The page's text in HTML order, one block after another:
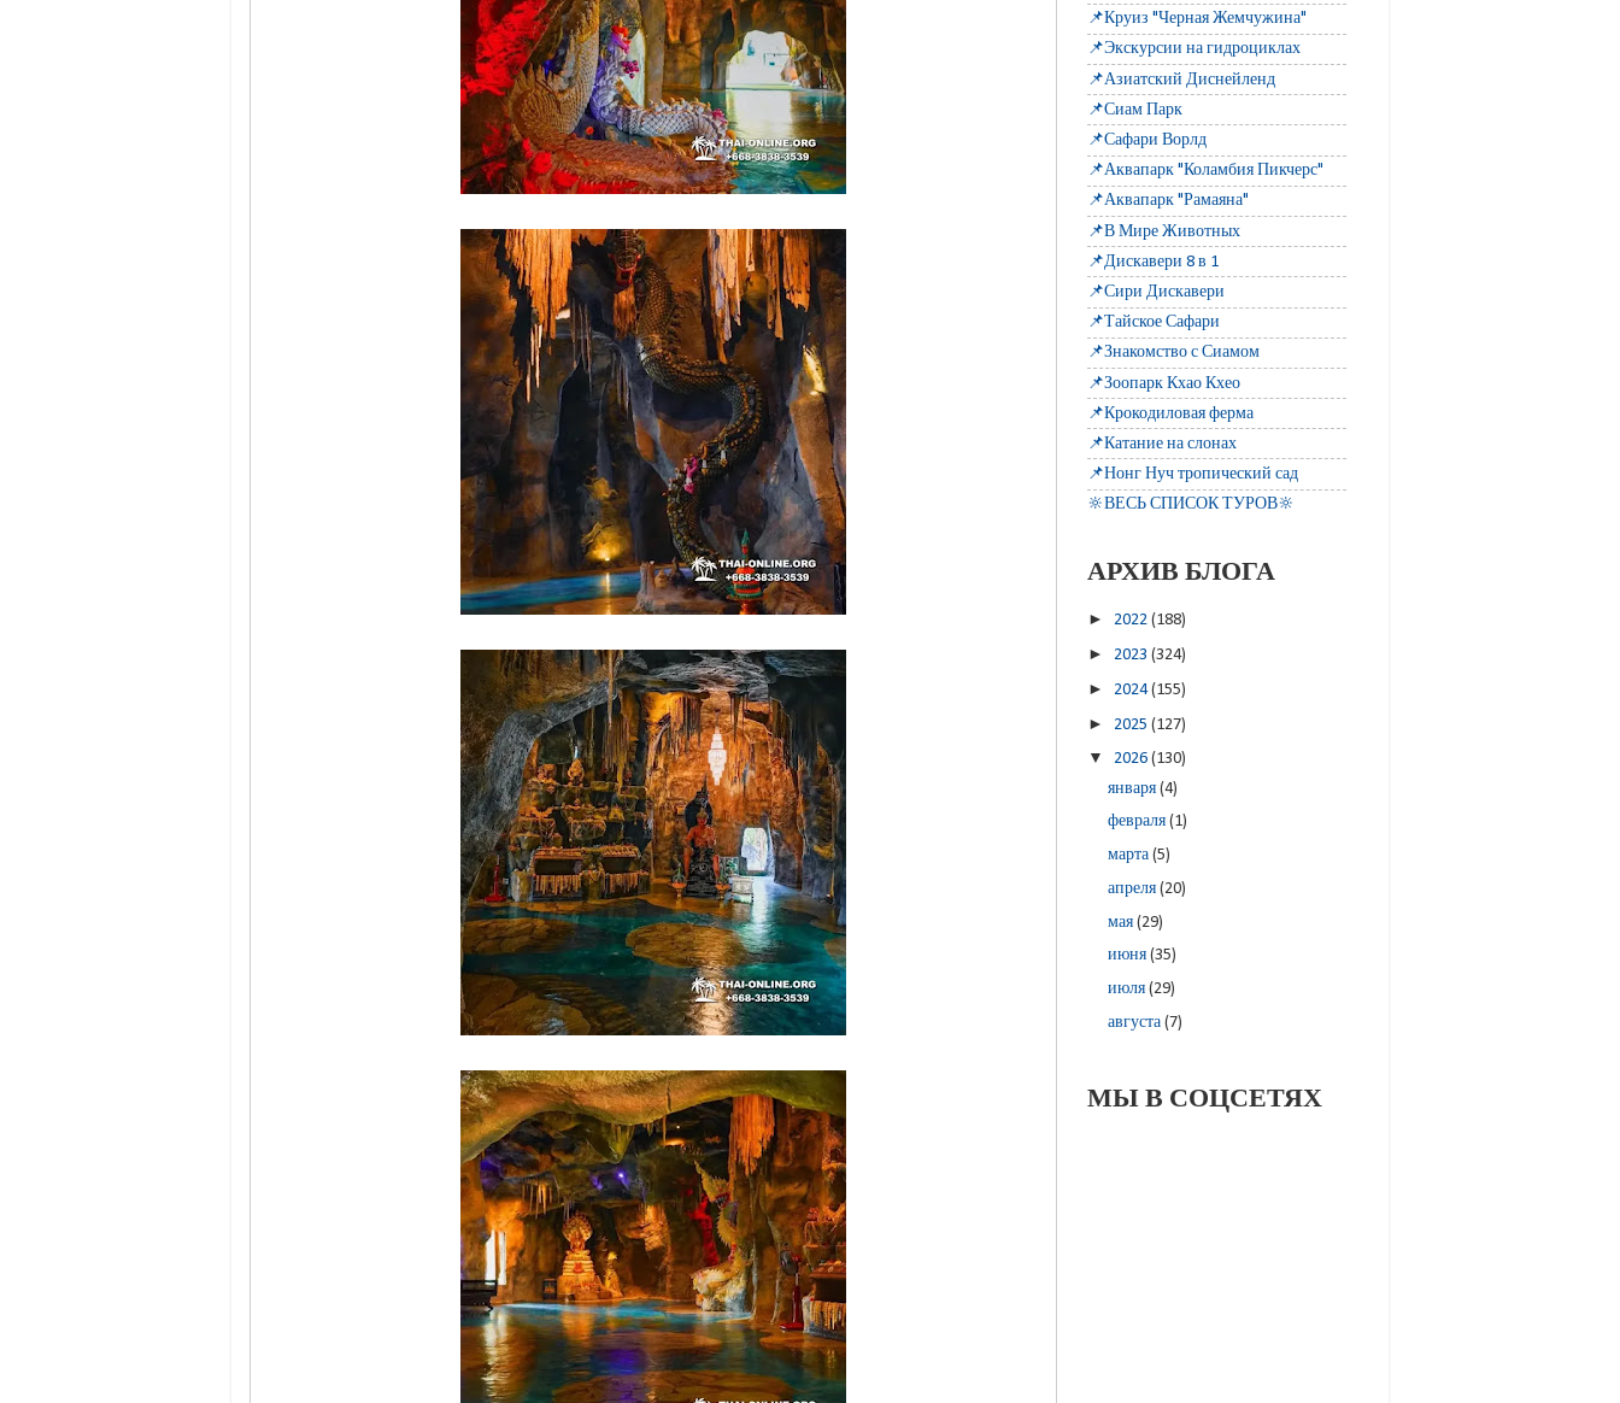
📌Круиз "Черная Жемчужина"
📌Экскурсии на гидроциклах
📌Азиатский Диснейленд
📌Сиам Парк
📌Сафари Ворлд
📌Аквапарк "Коламбия Пикчерс"
📌Аквапарк "Рамаяна"
📌В Мире Животных
📌Дискавери 8 в 1
📌Сири Дискавери
📌Тайское Сафари
📌Знакомство с Сиамом
📌Зоопарк Кхао Кхео
📌Крокодиловая ферма
📌Катание на слонах
📌Нонг Нуч тропический сад
🔆ВЕСЬ СПИСОК ТУРОВ🔆
АРХИВ БЛОГА
► 2022 (188)
► 2023 (324)
► 2024(155)
► 2025 (127)
▼ 2026 (130)
января(4)
февраля(1)
марта(5)
апреля(20)
мая(29)
июня(35)
июля(29)
августа(7)
МЫ В СОЦСЕТЯХ